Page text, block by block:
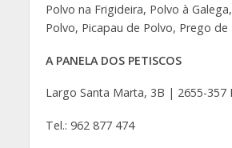
Polvo na Frigideira, Polvo à
Polvo, Picapau de Polvo, Prego de
A PANELA DOS PETISCOS
Largo Santa Marta, 3B | 2655-357
Tel.: 962 877 474